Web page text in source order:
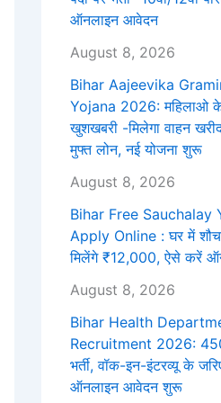
ऑनलाइन आवेदन
August 8, 2026
Bihar Aajeevika
Yojana 2026: महिलाओ
खुशखबरी -मिलेगा वाहन
मुफ्त लोन, नई योजना शुरू
August 8, 2026
Bihar Free Sauchalay
Apply Online : घर में
मिलेंगे ₹12,000, ऐसे करें
August 8, 2026
Bihar Health
Recruitment 2026:
भर्ती, वॉक-इन-इंटरव्यू के
ऑनलाइन आवेदन शुरू